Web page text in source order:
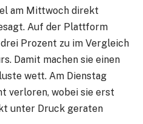
am Mittwoch direkt
Auf der Plattform
Prozent zu im Vergleich
Damit machen sie einen
wett. Am Dienstag
verloren, wobei sie erst
unter Druck geraten